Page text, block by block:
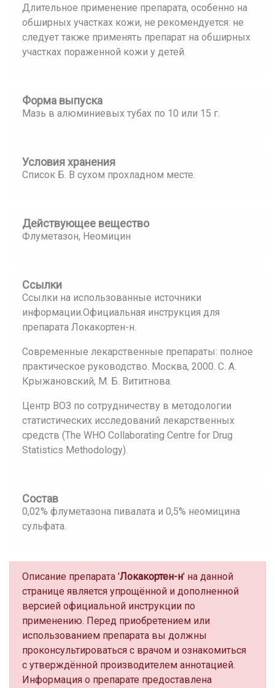
Длительное применение препарата, особенно на
обширных участках кожи, не рекомендуется: не
следует также применять препарат на обширных
участках пораженной кожи у детей.
Форма выпуска
Мазь в алюминиевых тубах по 10 или 15 г.
Условия хранения
Список Б. В сухом прохладном месте.
Действующее вещество
Флуметазон, Неомицин
Ссылки
Ссылки на использованные источники
информации.Официальная инструкция для
препарата Локакортен-н.
Современные лекарственные препараты: полное
практическое руководство. Москва, 2000. С. А.
Крыжановский, М. Б. Вититнова.
Центр ВОЗ по сотрудничеству в методологии
статистических исследований лекарственных
средств (The WHO Collaborating Centre for Drug
Statistics Methodology).
Состав
0,02% флуметазона пивалата и 0,5% неомицина
сульфата.
Описание препарата 'Локакортен-н' на данной
странице является упрощённой и дополненной
версией официальной инструкции по
применению. Перед приобретением или
использованием препарата вы должны
проконсультироваться с врачом и ознакомиться
с утверждённой производителем аннотацией.
Информация о препарате предоставлена